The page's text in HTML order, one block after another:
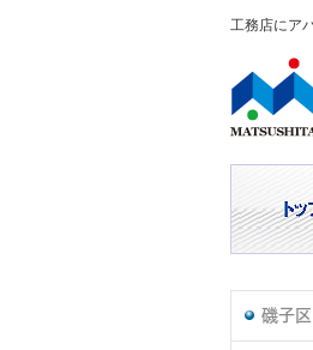
工務店にア
磯子